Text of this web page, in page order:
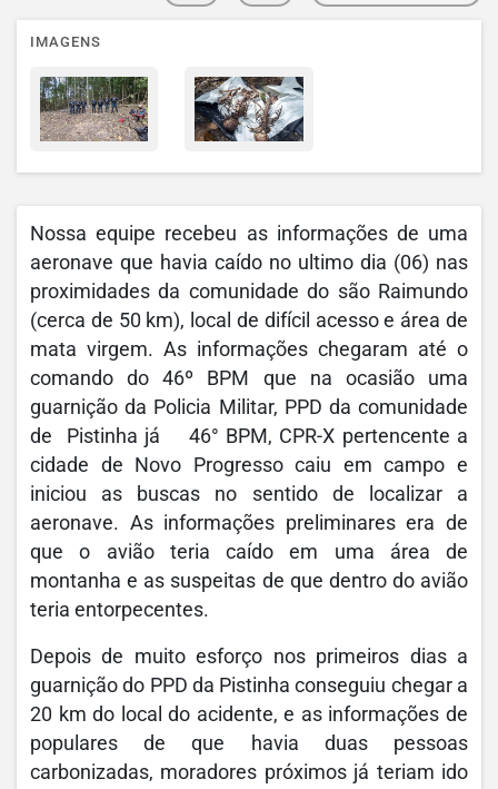
IMAGENS
Nossa equipe recebeu as informações de uma
aeronave que havia caído no ultimo dia (06) nas
proximidades da comunidade do são Raimundo
(cerca de 50 km), local de difícil acesso e área de
mata virgem. As informações chegaram até o
comando do 46º BPM que na ocasião uma
guarnição da Policia Militar, PPD da comunidade
de Pistinha já 46° BPM, CPR-X pertencente a
cidade de Novo Progresso caiu em campo e
iniciou as buscas no sentido de localizar a
aeronave. As informações preliminares era de
que o avião teria caído em uma área de
montanha e as suspeitas de que dentro do avião
teria entorpecentes.
Depois de muito esforço nos primeiros dias a
guarnição do PPD da Pistinha conseguiu chegar a
20 km do local do acidente, e as informações de
populares de que havia duas pessoas
carbonizadas, moradores próximos já teriam ido